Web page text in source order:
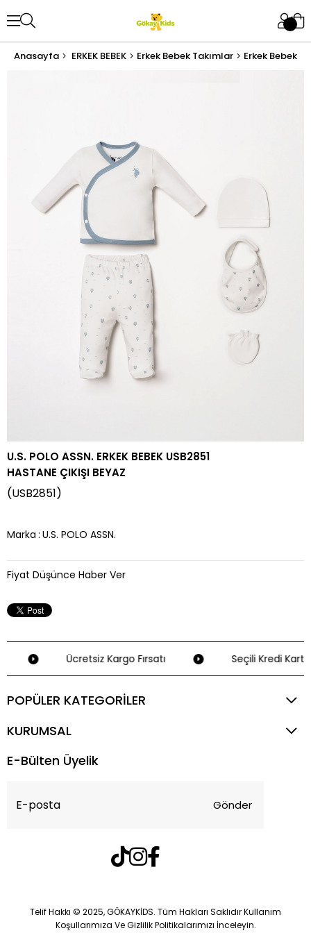
Anasayfa ERKEK BEBEK Erkek Bebek Takımlar Erkek Bebek
U.S. POLO ASSN. ERKEK BEBEK USB2851
HASTANE ÇIKIŞI BEYAZ
(USB2851)
Marka : U.S. POLO ASSN.
Fiyat Düşünce Haber Ver
Ücretsiz Kargo Fırsatı Seçili Kredi
POPÜLER KATEGORİLER
KURUMSAL
E-Bülten Üyelik
Gönder
Telif Hakkı © 2025, GÖKAYKİDS. Tüm Hakları Saklıdır Kullanım
Koşullarımıza Ve Gizlilik Politikalarımızı İnceleyin.